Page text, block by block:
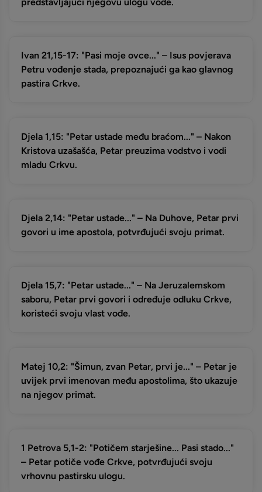
Ivan 21,15-17: "Pasi moje ovce..." – Isus povjerava
Petru vođenje stada, prepoznajući ga kao glavnog
pastira Crkve.
Djela 1,15: "Petar ustade među braćom..." – Nakon
Kristova uzašašća, Petar preuzima vodstvo i vodi
mladu Crkvu.
Djela 2,14: "Petar ustade..." – Na Duhove, Petar prvi
govori u ime apostola, potvrđujući svoju primat.
Djela 15,7: "Petar ustade..." – Na Jeruzalemskom
saboru, Petar prvi govori i određuje odluku Crkve,
koristeći svoju vlast vođe.
Matej 10,2: "Šimun, zvan Petar, prvi je..." – Petar je
uvijek prvi imenovan među apostolima, što ukazuje
na njegov primat.
1 Petrova 5,1-2: "Potičem starješine... Pasi stado..."
– Petar potiče vođe Crkve, potvrđujući svoju
vrhovnu pastirsku ulogu.